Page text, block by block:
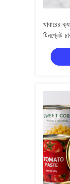
খাবারের
টিনপ্লেট